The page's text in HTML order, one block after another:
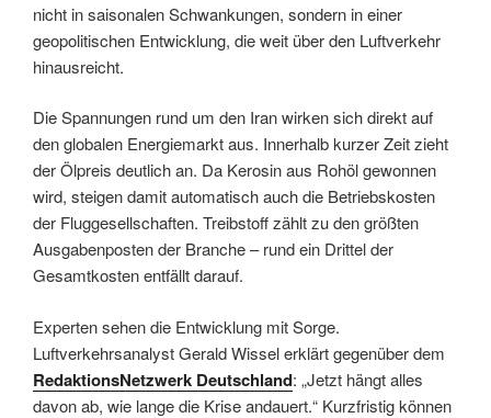
nicht in saisonalen Schwankungen, sondern in einer
geopolitischen Entwicklung, die weit über den Luftverkehr
hinausreicht.
Die Spannungen rund um den Iran wirken sich direkt auf
den globalen Energiemarkt aus. Innerhalb kurzer Zeit zieht
der Ölpreis deutlich an. Da Kerosin aus Rohöl gewonnen
wird, steigen damit automatisch auch die Betriebskosten
der Fluggesellschaften. Treibstoff zählt zu den größten
Ausgabenposten der Branche – rund ein Drittel der
Gesamtkosten entfällt darauf.
Experten sehen die Entwicklung mit Sorge.
Luftverkehrsanalyst Gerald Wissel erklärt gegenüber dem
RedaktionsNetzwerk Deutschland: „Jetzt hängt alles
davon ab, wie lange die Krise andauert.“ Kurzfristig können